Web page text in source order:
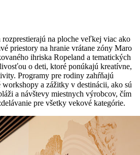
na ploche veľkej viac ako
priestory na hranie vrátane zóny Maro
ihriska Ropeland a tematických
o deti, ktoré ponúkajú kreatívne,
Programy pre rodiny zahŕňajú
a zážitky v destinácii, ako sú
a návštevy miestnych výrobcov, čím
pre všetky vekové kategórie.